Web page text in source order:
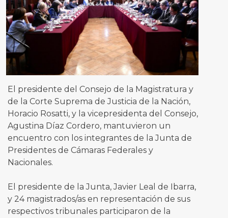
El presidente del Consejo de la Magistratura y
de la Corte Suprema de Justicia de la Nación,
Horacio Rosatti, y la vicepresidenta del Consejo,
Agustina Díaz Cordero, mantuvieron un
encuentro con los integrantes de la Junta de
Presidentes de Cámaras Federales y
Nacionales.
El presidente de la Junta, Javier Leal de Ibarra,
y 24 magistrados/as en representación de sus
respectivos tribunales participaron de la